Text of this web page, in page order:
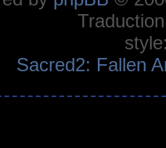
Sacred2: Fallen